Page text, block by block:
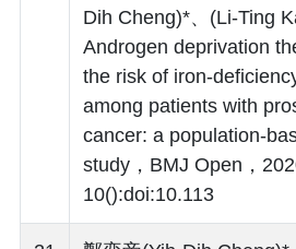
Dih Cheng)*、(Li-Ting
Androgen deprivation
the risk of iron-
among patients with
cancer: a population-
study，BMJ Open，
10():doi:10.113